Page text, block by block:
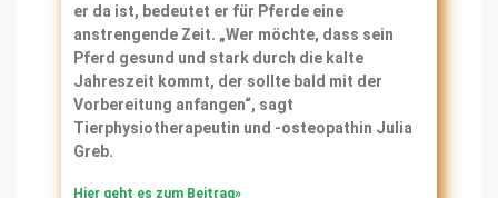
er da ist, bedeutet er für Pferde eine
anstrengende Zeit. „Wer möchte, dass sein
Pferd gesund und stark durch die kalte
Jahreszeit kommt, der sollte bald mit der
Vorbereitung anfangen“, sagt
Tierphysiotherapeutin und -osteopathin Julia
Greb.
Hier geht es zum Beitrag»